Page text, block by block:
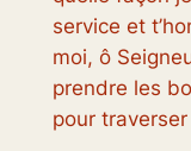
service et
moi, ô
prendre les
pour